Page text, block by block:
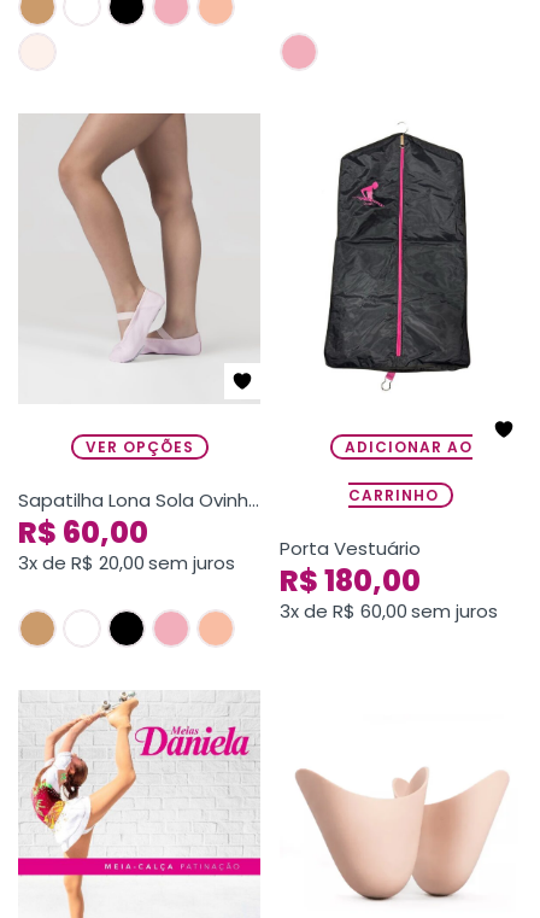
VER OPÇÕES
Sapatilha Lona Sola Ovinho Dividida
R$ 60,00
3x de R$ 20,00sem juros
ADICIONAR AO
CARRINHO
Porta Vestuário
R$180,00
3x de R$ 60,00sem juros